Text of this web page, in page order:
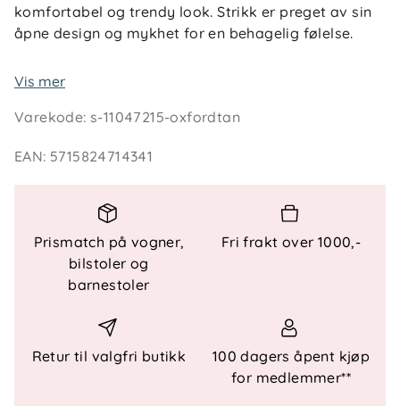
komfortabel og trendy look. Strikk er preget av sin
åpne design og mykhet for en behagelig følelse.
Produkttype : Bukser
Passform : Bukser med normal passform har
passform
Festetype : Festet belte
Festelengde : 13
Festekomposisjon : Hovedstoff
Vis mer
Varekode:s-11047215-oxfordtan
EAN: 5715824714341
Prismatch på vogner,
bilstoler og
barnestoler
Fri frakt over 1000,-
Retur til valgfri butikk
100 dagers åpent kjøp
for medlemmer**